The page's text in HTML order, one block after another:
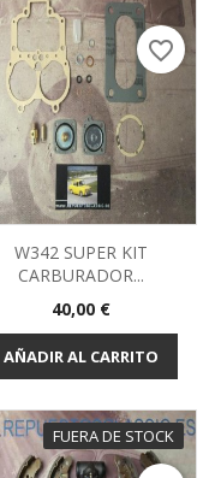
W342 SUPER KIT
CARBURADOR...
Precio
40,00 €
AÑADIR AL CARRITO
favorite_border
FUERA DE STOCK